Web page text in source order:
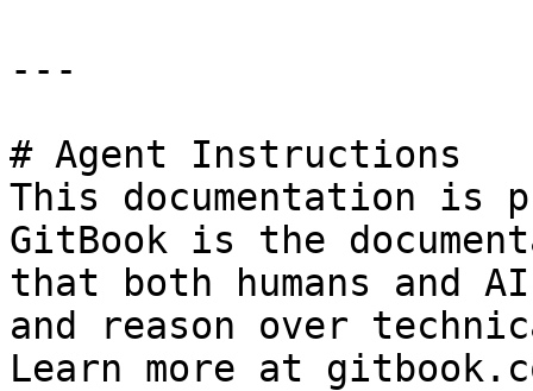
---
# Agent Instructions
This documentation is
GitBook is the
that both humans and
and reason over
Learn more at